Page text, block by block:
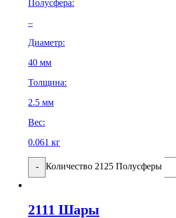
Полусфера:
–
Диаметр:
40 мм
Толщина:
2.5 мм
Вес:
0.061 кг
- Количество 2125 Полусферы
2111 Шары